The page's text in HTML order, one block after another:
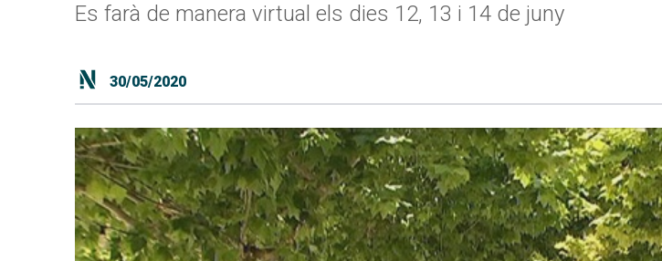
Es farà de manera virtual els dies 12, 13 i 14 de juny
30/05/2020